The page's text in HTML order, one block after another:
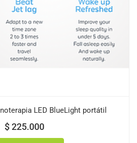
LED BlueLight portátil
$225.000